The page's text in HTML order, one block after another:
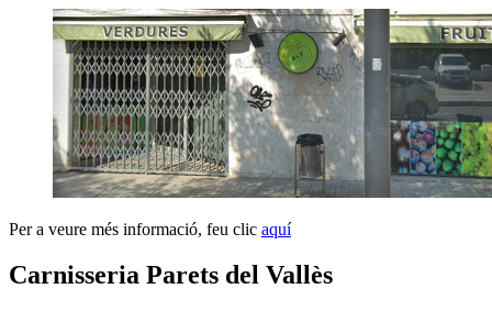
Per a veure més informació, feu clic aquí
Carnisseria Parets del Vallès